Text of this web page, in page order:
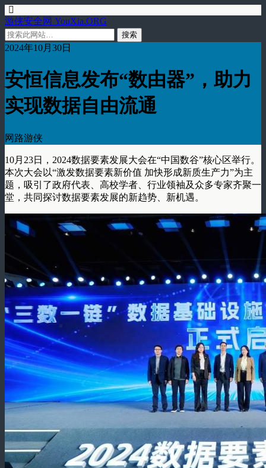
游侠安全网 YouXia.ORG
2024年10月30日
安恒信息发布“数由器”，助力
实现数据自由流通
网路游侠
10月23日，2024数据要素发展大会在“中国数谷”核心区举行。
本次大会以“激发数据要素新价值 加快形成新质生产力”为主
题，吸引了政府代表、高校学者、行业领袖及众多专家齐聚一
堂，共同探讨数据要素发展的新趋势、新机遇。